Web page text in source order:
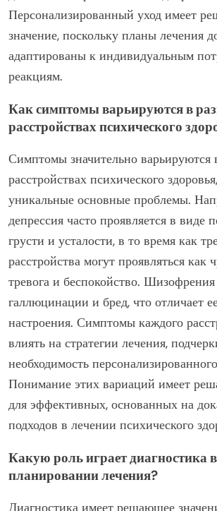
Персонализированный уход имеет
значение, поскольку планы лечения
адаптированы к индивидуальным
реакциям.
Как симптомы варьируются в
расстройствах психического
Симптомы значительно варьируются
расстройствах психического
уникальные основные проблемы.
депрессия часто проявляется в виде
грусти и усталости, в то время как
расстройства могут проявляться как
тревога и беспокойство.
галлюцинации и бред, что отличает
настроения. Симптомы каждого
влиять на стратегии лечения,
необходимость
Понимание этих вариаций имеет
для эффективных, основанных на
подходов в лечении психического
Какую роль играет диагностика в
планировании лечения?
Диагностика имеет решающее